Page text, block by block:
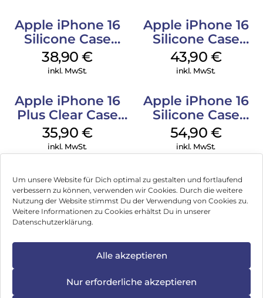
Um unsere Website für Dich optimal zu gestalten und fortlaufend
verbessern zu können, verwenden wir Cookies. Durch die weitere
Nutzung der Website stimmst Du der Verwendung von Cookies zu.
Weitere Informationen zu Cookies erhältst Du in unserer
Datenschutzerklärung.
Alle akzeptieren
Nur erforderliche akzeptieren
Apple iPhone 16
Silicone Case
MagSafe
Ultramarine
38,90€
inkl. MwSt.
Apple iPhone 16
Silicone Case
MagSafe Plum
43,90 €
inkl. MwSt.
Apple iPhone 16
Plus Clear Case
MagSafe
Transparent
35,90 €
inkl. MwSt.
Apple iPhone 16
Silicone Case
MagSafe Lake
Green
54,90 €
inkl. MwSt.
Impressum